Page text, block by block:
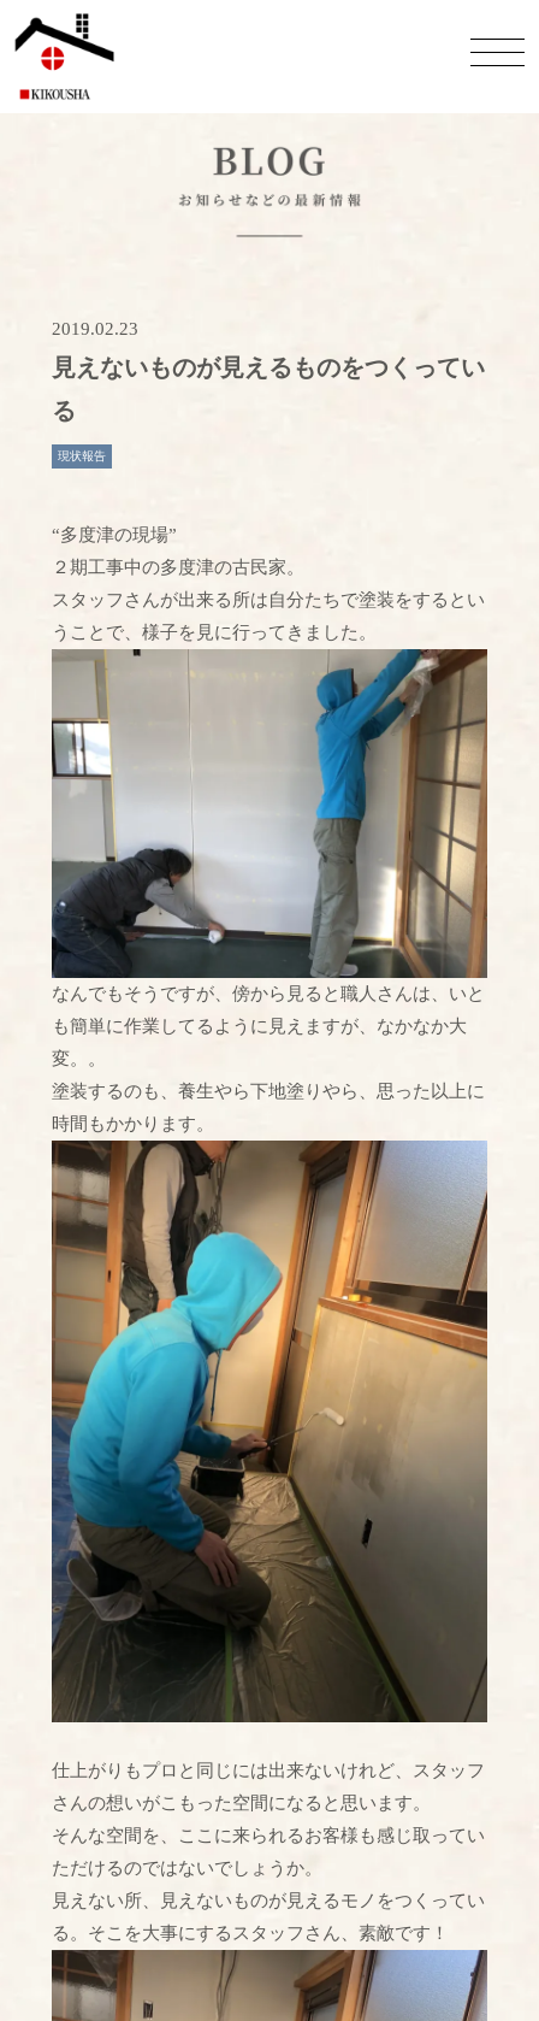
2019.02.23
見えないものが見えるものをつくってい
る
現状報告
“多度津の現場”
２期工事中の多度津の古民家。
スタッフさんが出来る所は自分たちで塗装をするとい
うことで、様子を見に行ってきました。
なんでもそうですが、傍から見ると職人さんは、いと
も簡単に作業してるように見えますが、なかなか大
変。。
塗装するのも、養生やら下地塗りやら、思った以上に
時間もかかります。
仕上がりもプロと同じには出来ないけれど、スタッフ
さんの想いがこもった空間になると思います。
そんな空間を、ここに来られるお客様も感じ取ってい
ただけるのではないでしょうか。
見えない所、見えないものが見えるモノをつくってい
る。そこを大事にするスタッフさん、素敵です！